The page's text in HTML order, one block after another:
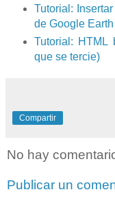
Tutorial:
de Google Earth
Tutorial: HTML
que se tercie)
Compartir
No hay
Publicar un